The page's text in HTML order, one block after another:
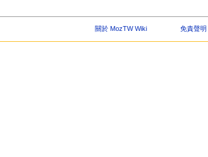
關於 MozTW Wiki 免責聲明